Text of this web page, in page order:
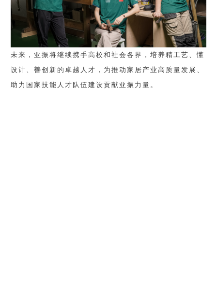
未来，亚振将继续携手高校和社会各界，培养精工艺、懂
设计、善创新的卓越人才，为推动家居产业高质量发展、
助力国家技能人才队伍建设贡献亚振力量。